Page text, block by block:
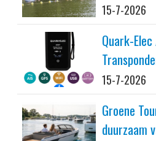
15-7-2026
Quark-
15-7-2026
Groene
duurzaam